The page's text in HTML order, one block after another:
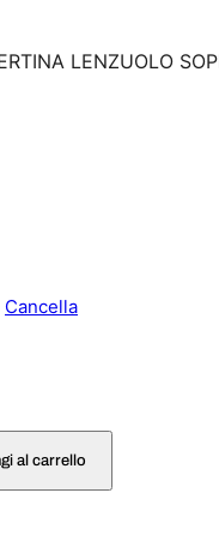
LENZUOLO
Cancella
al carrello